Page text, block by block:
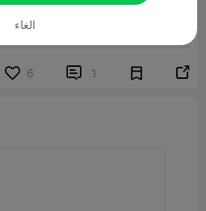
نموذج ثلاثي
6  1 
الغاء